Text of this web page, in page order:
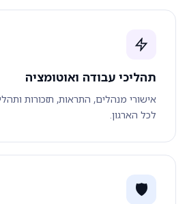
תהליכי עבודה ואוטומציה
אישורי מנהלים, התראות, תזכורות
לכל הארגון.
🛡️